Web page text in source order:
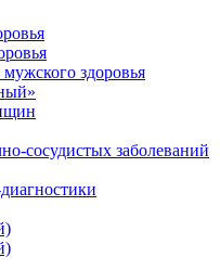
здоровья
сосудистых заболеваний